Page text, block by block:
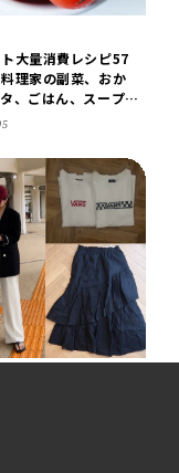
大量消費レシピ57
理家の副菜、おか
、ごはん、スープま
】